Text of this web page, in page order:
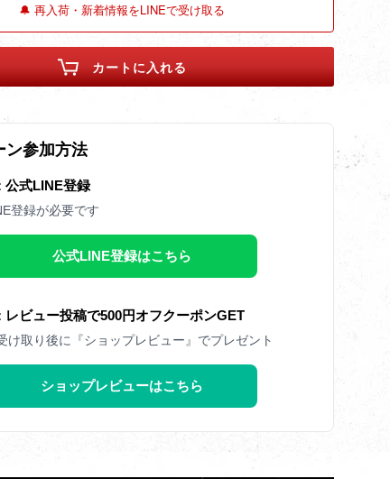
🔔 再入荷・新着情報をLINEで受け取る
カートに入れる
ン参加方法
公式LINE登録
登録が必要です
公式LINE登録はこちら
レビュー投稿で500円オフクーポンGET
け取り後に『ショップレビュー』でプレゼント
ショップレビューはこちら